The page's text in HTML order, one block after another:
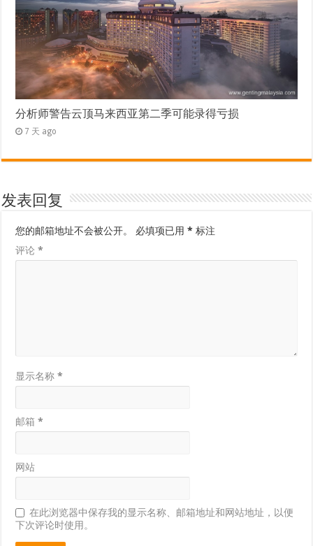
分析师警告云顶马来西亚第二季可能录得亏损
7 天 ago
发表回复
您的邮箱地址不会被公开。 必填项已用* 标注
评论*
显示名称*
邮箱*
网站
在此浏览器中保存我的显示名称、邮箱地址和网站地址，以便
下次评论时使用。